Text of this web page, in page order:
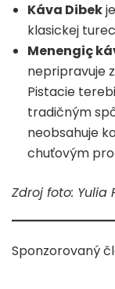
Káva Dibek
klasickej
Menengiç
nepripravuje
Pistacie
tradičným
neobsahuje
chuťovým
Zdroj foto:
Sponzorovaný